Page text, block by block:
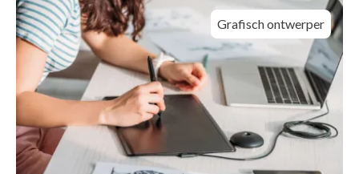
Grafisch ontwerper